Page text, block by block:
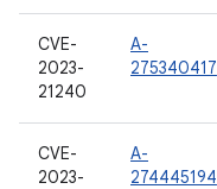
CVE-
2023-
21240
A-
275340417
CVE-
2023-
A-
274445194